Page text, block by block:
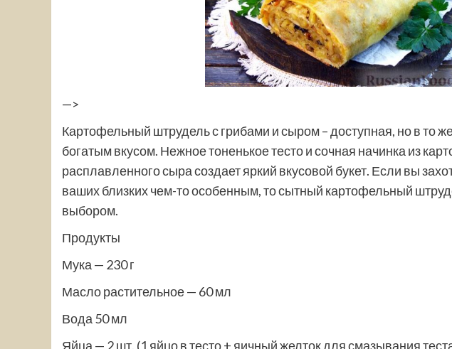
—>
Картофельный штрудель с грибами и сыром – доступная, но в то
богатым вкусом. Нежное тоненькое тесто и сочная начинка из
расплавленного сыра создает яркий вкусовой букет. Если вы
ваших близких чем-то особенным, то сытный картофельный
выбором.
Продукты
Мука — 230 г
Масло растительное — 60 мл
Вода 50 мл
Яйца — 2 шт. (1 яйцо в тесто + яичный желток для смазывания